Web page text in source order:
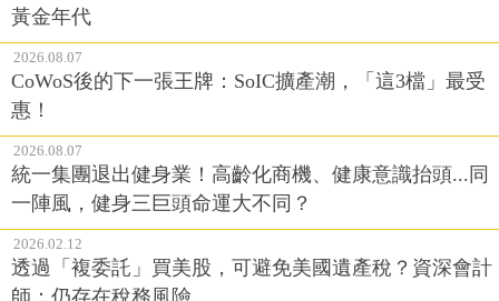
黃金年代
2026.08.07
CoWoS後的下一張王牌：SoIC擴產潮，「這3檔」最受
惠！
2026.08.07
統一集團退出健身業！高齡化商機、健康意識抬頭...同
一陣風，健身三巨頭命運大不同？
2026.02.12
透過「複委託」買美股，可避免美國遺產稅？資深會計
師：仍存在稅務風險